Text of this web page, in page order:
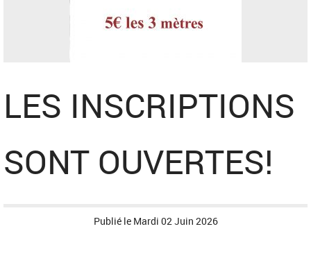
LES INSCRIPTIONS
SONT OUVERTES!
Publié le Mardi 02 Juin 2026